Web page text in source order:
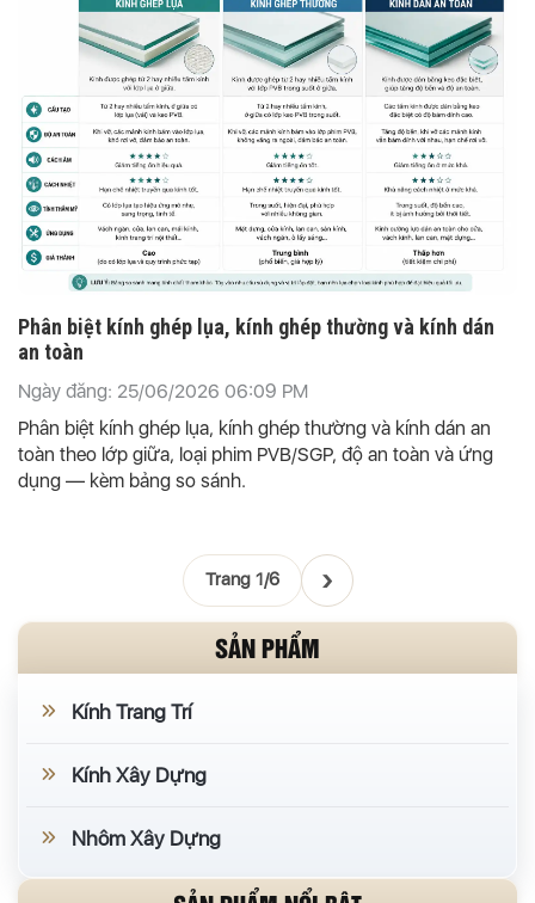
Phân biệt kính ghép lụa, kính ghép thường và kính dán
an toàn
Ngày đăng: 25/06/2026 06:09 PM
Phân biệt kính ghép lụa, kính ghép thường và kính dán an
toàn theo lớp giữa, loại phim PVB/SGP, độ an toàn và ứng
dụng — kèm bảng so sánh.
Trang 1/6
›
SẢN PHẨM
Kính Trang Trí
Kính Xây Dựng
Nhôm Xây Dựng